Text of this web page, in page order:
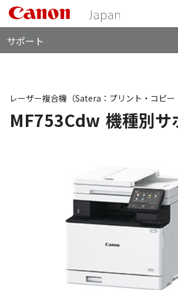
サポート
MF753Cdw 機種別サ
レーザー複合機（Satera：プリント・コピー